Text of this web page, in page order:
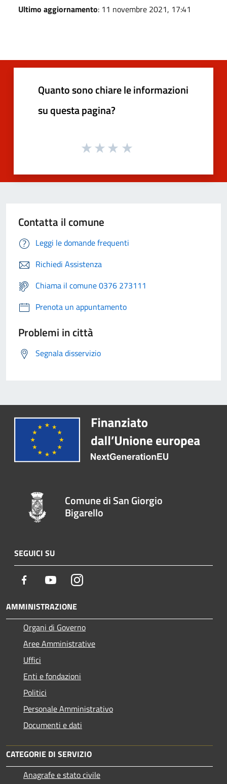
Ultimo aggiornamento: 11 novembre 2021, 17:41
Quanto sono chiare le informazioni
su questa pagina?
Contatta il comune
Leggi le domande frequenti
Richiedi Assistenza
Chiama il comune 0376 273111
Prenota un appuntamento
Problemi in città
Segnala disservizio
Comune di San Giorgio
Bigarello
SEGUICI SU
Facebook YoutubeInstagram
AMMINISTRAZIONE
Organi di Governo
Aree Amministrative
Uffici
Enti e fondazioni
Politici
Personale Amministrativo
Documenti e dati
CATEGORIE DI SERVIZIO
Anagrafe e stato civile